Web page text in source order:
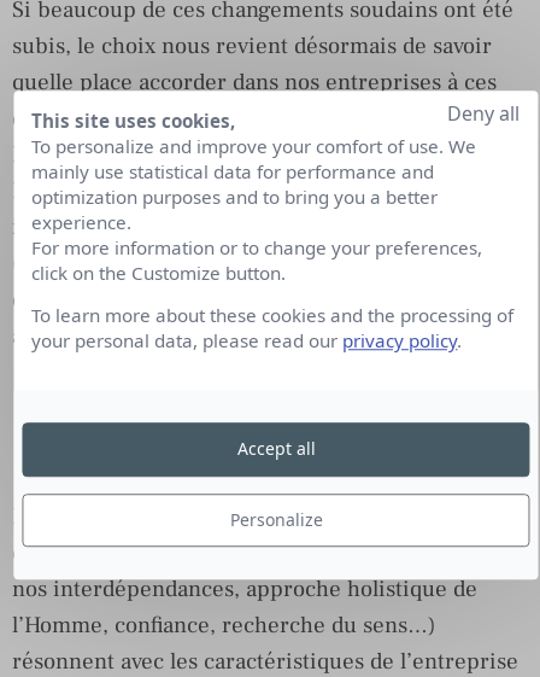
Si beaucoup de ces changements soudains ont été
subis, le choix nous revient désormais de savoir
quelle place accorder dans nos entreprises à ces
découvertes et prises de conscience individuelles.
En appliquant le questionnement de Bruno
Latourau monde du travail, les organisations sont
invitées à s’interroger : que souhaite-t-on garder
(ou non) de ces lignes qui ont bougé ? Dans quelle
direction se fera notre prochaine foulée collective
après ce pas de côté personnel ?
la communication ?
Webinar (gratuit)
Les éléments observés qui ont émergé pendant le
confinement (conscience de soi, des autres et de
nos interdépendances, approche holistique de
l’Homme, confiance, recherche du sens…)
résonnent avec les caractéristiques de l’entreprise
This site uses cookies,
To personalize and improve your comfort of use. We
mainly use statistical data for performance and
optimization purposes and to bring you a better
experience.
For more information or to change your preferences,
click on the Customize button.
To learn more about these cookies and the processing of
your personal data, please read our privacy policy.
Personalize
Deny all
Accept all